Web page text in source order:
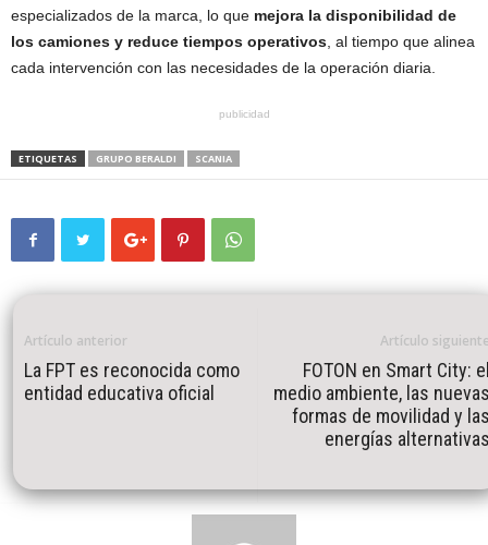
especializados de la marca, lo que mejora la disponibilidad de
los camiones y reduce tiempos operativos , al tiempo que alinea
cada intervención con las necesidades de la operación diaria.
publicidad
ETIQUETAS GRUPO BERALDI SCANIA
Artículo anterior
La FPT es reconocida como
entidad educativa oficial
Artículo
FOTON en Smart City:
medio ambiente, las
formas de movilidad y
energías